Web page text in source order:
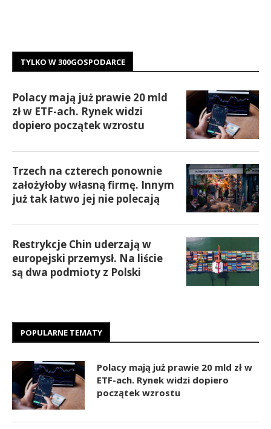
TYLKO W 300GOSPODARCE
Polacy mają już prawie 20 mld
zł w ETF-ach. Rynek widzi
dopiero początek wzrostu
Trzech na czterech ponownie
założyłoby własną firmę. Innym
już tak łatwo jej nie polecają
Restrykcje Chin uderzają w
europejski przemysł. Na liście
są dwa podmioty z Polski
POPULARNE TEMATY
Polacy mają już prawie 20 mld zł w
ETF-ach. Rynek widzi dopiero
początek wzrostu